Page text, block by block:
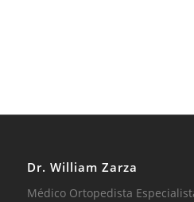
Dr. William Zarza
Médico Ortopedista